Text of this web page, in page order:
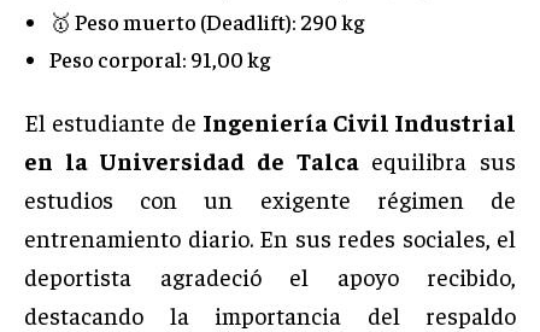
🥇 Peso muerto (Deadlift): 290 kg
Peso corporal: 91,00 kg
El estudiante de Ingeniería Civil Industrial
en la Universidad de Talcaequilibra sus
estudios con un exigente régimen de
entrenamiento diario. En sus redes sociales, el
deportista agradeció el apoyo recibido,
destacando la importancia del respaldo